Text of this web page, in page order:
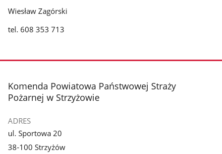
Wiesław Zagórski
tel. 608 353 713
stopka
Komenda Powiatowa Państwowej Straży
Pożarnej w Strzyżowie
ADRES
ul. Sportowa 20
38-100 Strzyżów